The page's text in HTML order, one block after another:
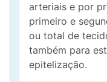
arteriais e por
primeiro e
ou total de
também para
epitelização.